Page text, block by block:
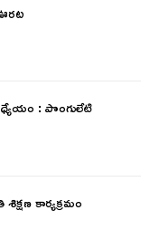
ధ్యేయం : పొంగులేటి
కార్యక్రమం